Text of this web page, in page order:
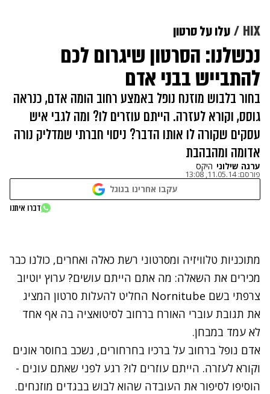
HIX עלו על סרטון
נכשלנו: הסרטון שיגרום לכם
להתבייש בבני אדם
בחור בלבוש מוזנח נופל באמצע רחוב הומה אדם, כנראה
גוסס, וקורא לעזרה. הייתם עוזרים לו? ומה לגבי איש
עסקים שקורה לו אותו הדבר? ניסוי חברתי שמדליק נורה
אדומה ומהבהבת
ערגה שילוני היקס
פורסם:11.05.14, 13:08
עקבו אחרינו בגוגל
נתקלנו בבעיה
דברו איתנו
מתוכניות טלוויזיה ומסרטוני רשת כאלה ואחרים, כולנו כבר
מכירים את השאלה: מה אתם הייתם עושים? ערוץ יוטיוב
צרפתי בשם Nornitube החליט להעלות סרטון המציג
את תגובת עוברי האורח ברחוב לסיטואציה בה אף אחד
לא עמד במבחן.
אדם נופל ברחוב על ברכיו בחרחורים, נשכב בחוסר אונים
וקורא לעזרה. הייתם עוזרים לו? רגע לפני שאתם עונים -
הוסיפו לסיפור את העובדה שהוא לבוש בבגדים מוזנחים.